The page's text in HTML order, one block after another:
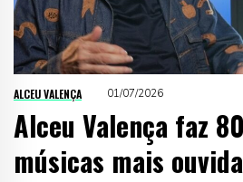
ALCEU VALENÇA 01/07/2026
Alceu Valença faz
músicas mais